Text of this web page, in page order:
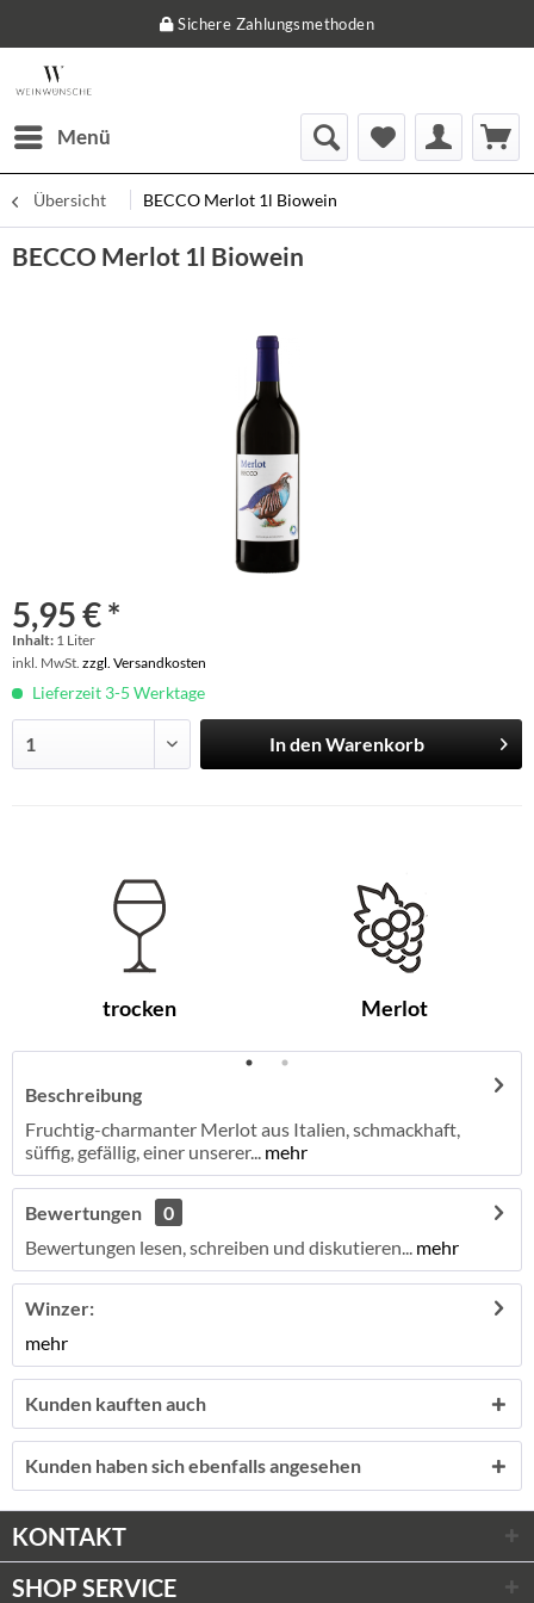
Sichere Zahlungsmethoden
Menü
Übersicht BECCO Merlot 1l Biowein
BECCO Merlot 1l Biowein
5,95 € *
Inhalt: 1 Liter
inkl. MwSt. zzgl. Versandkosten
Lieferzeit 3-5 Werktage
In denWarenkorb
trocken Merlot
Beschreibung
Fruchtig-charmanter Merlot aus Italien, schmackhaft,
süffig, gefällig, einer unserer... mehr
Bewertungen
0
Bewertungen lesen, schreiben und diskutieren... mehr
Winzer:
mehr
Kunden kauften auch
Kunden haben sich ebenfalls angesehen
KONTAKT
SHOP SERVICE